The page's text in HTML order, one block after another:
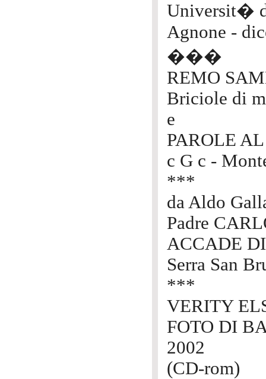
Universit�
Agnone -
���
REMO
Briciole di
e
PAROLE
c G c -
***
da Aldo
Padre
ACCADE
Serra San
***
VERITY
FOTO DI
2002
(CD-rom)